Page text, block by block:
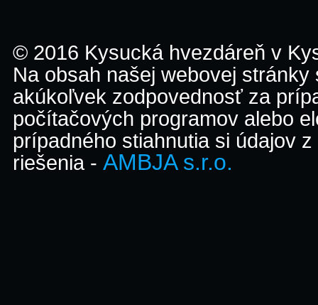
© 2016 Kysucká hvezdáreň v
Na obsah našej webovej
akúkoľvek zodpovednosť za
počítačových programov alebo
prípadného stiahnutia si údajov
riešenia - AMBJA s.r.o.